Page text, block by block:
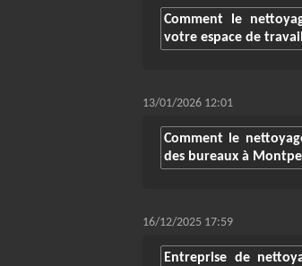
Comment le
votre espace de
13/01/2026 12:01
Comment le
des bureaux à
16/12/2025 17:59
Entreprise de